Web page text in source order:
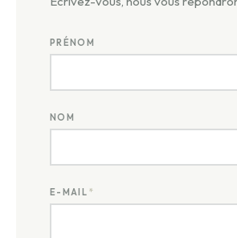
PRÉNOM
NOM
E-MAIL *